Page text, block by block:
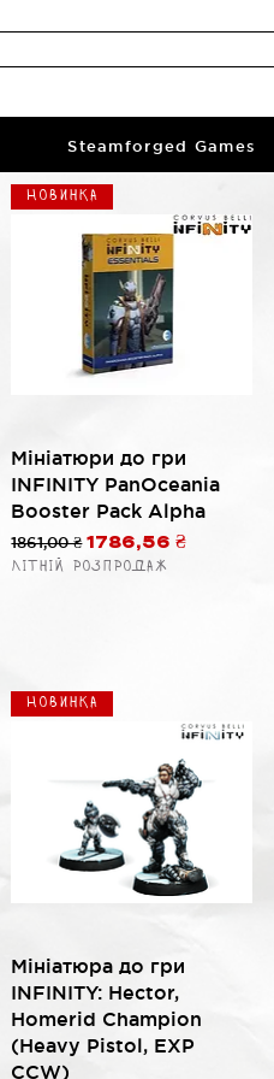
Steamforged Games
Быстрый просмотр
Новинка
Мініатюри до гри
INFINITY PanOceania
Booster Pack Alpha
Обычная цена
1861,00 ₴ Цена со скидкой
1786,56 ₴
Літній розпродаж
Быстрый просмотр
Новинка
Мініатюра до гри
INFINITY: Hector,
Homerid Champion
(Heavy Pistol, EXP
CCW)